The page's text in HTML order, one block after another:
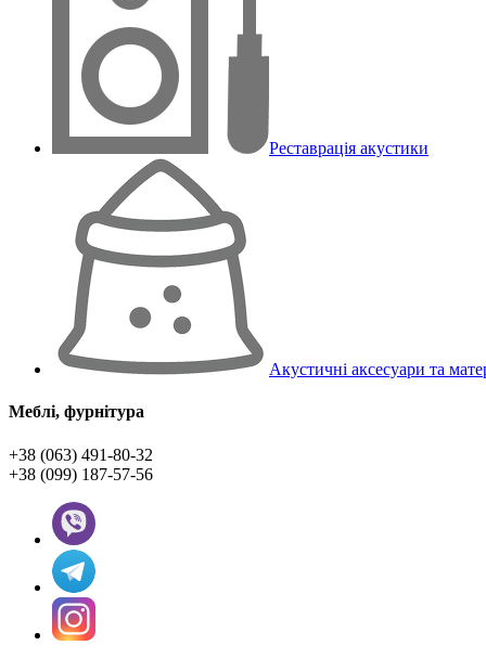
Реставрація акустики
Акустичні аксесуари та
Меблі, фурнітура
+38 (063) 491-80-32
+38 (099) 187-57-56